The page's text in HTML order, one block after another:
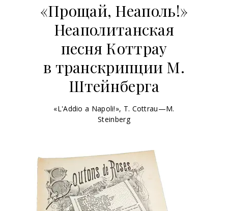
«Прощай, Неаполь!»
Неаполитанская
песня Коттрау
в транскрипции М.
Штейнберга
«L'Addio a Napoli!», T. Cottrau—M.
Steinberg